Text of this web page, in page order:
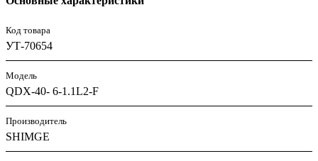
Код товара
УТ-70654
Модель
QDX-40- 6-1.1L2-F
Производитель
SHIMGE